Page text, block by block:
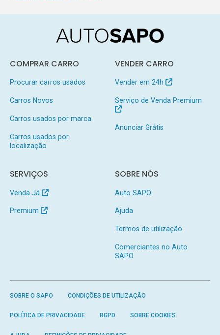
COMPRAR CARRO
Procurar carros usados
Carros Novos
Carros usados por marca
Carros usados por
localização
VENDER CARRO
Vender em 24h
Serviço de Venda Premium
Anunciar Grátis
SERVIÇOS
Venda Já
Premium
SOBRE NÓS
Auto SAPO
Ajuda
Termos de utilização
Comerciantes no Auto
SAPO
SOBRE O SAPO CONDIÇÕES DE UTILIZAÇÃO
POLÍTICA DE PRIVACIDADE RGPD SOBRE COOKIES